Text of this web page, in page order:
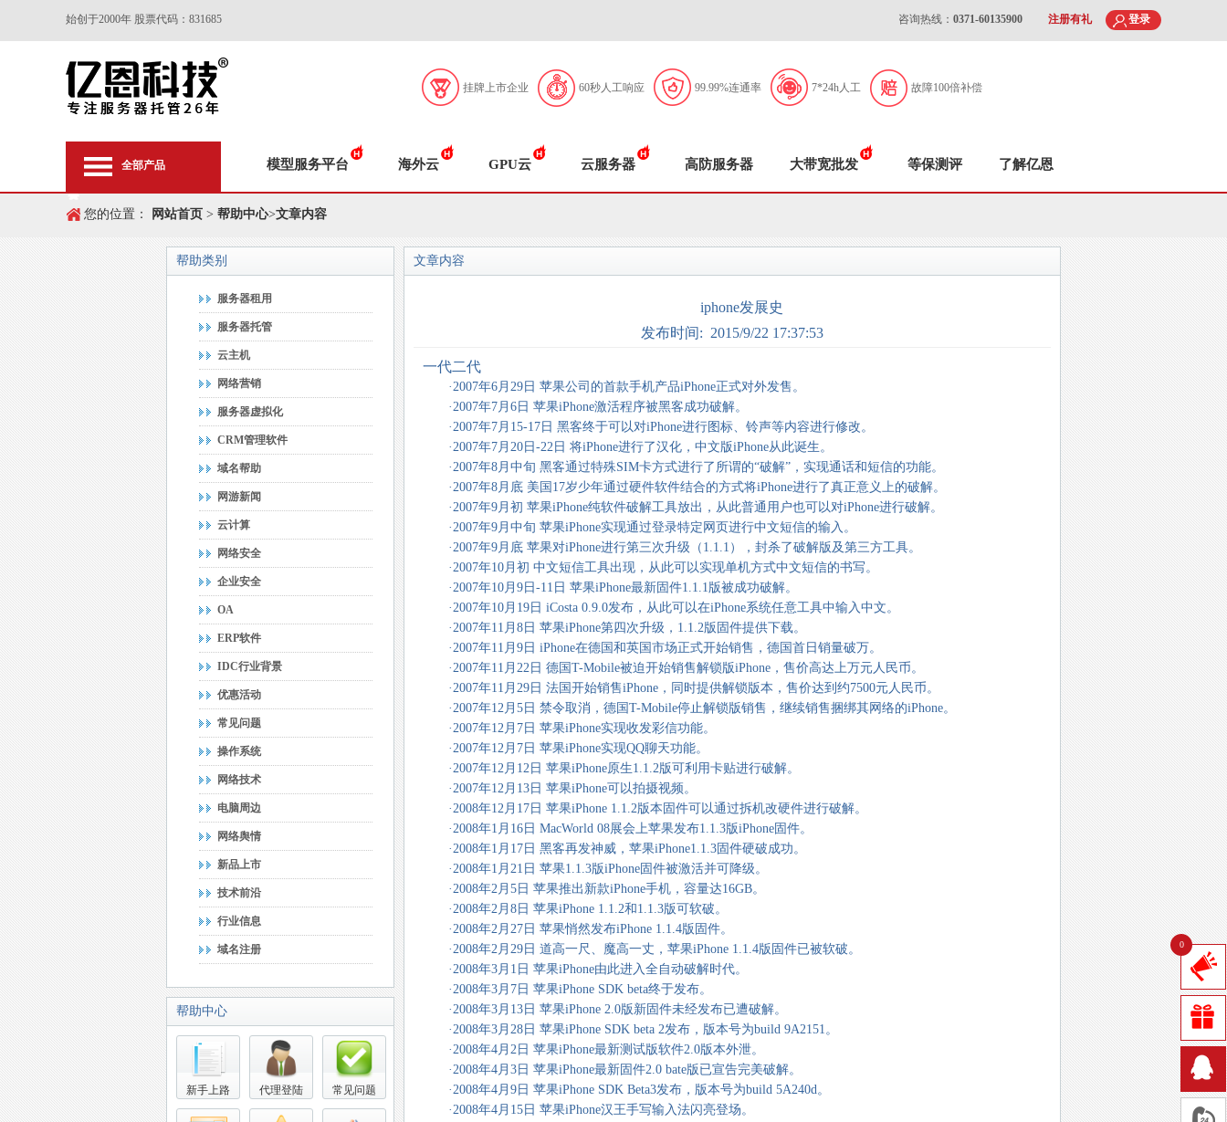
始创于2000年 股票代码：831685 咨询热线： 0371-60135900 注册有礼 登录
挂牌上市企业 60秒人工响应 99.99%连通率 7*24h人工 故障100倍补偿
全部产品 模型服务平台 海外云 GPU云 云服务器 高防服务器 大带宽批发 等保测评 了解亿恩
您的位置： 网站首页 > 帮助中心>文章内容
帮助类别
服务器租用
服务器托管
云主机
网络营销
服务器虚拟化
CRM管理软件
域名帮助
网游新闻
云计算
网络安全
企业安全
OA
ERP软件
IDC行业背景
优惠活动
常见问题
操作系统
网络技术
电脑周边
网络舆情
新品上市
技术前沿
行业信息
域名注册
帮助中心
新手上路 代理登陆 常见问题
文章内容
iphone发展史
发布时间: 2015/9/22 17:37:53
一代二代
·2007年6月29日 苹果公司的首款手机产品iPhone正式对外发售。
·2007年7月6日 苹果iPhone激活程序被黑客成功破解。
·2007年7月15-17日 黑客终于可以对iPhone进行图标、铃声等内容进行修改。
·2007年7月20日-22日 将iPhone进行了汉化，中文版iPhone从此诞生。
·2007年8月中旬 黑客通过特殊SIM卡方式进行了所谓的“破解”，实现通话和短信的功能。
·2007年8月底 美国17岁少年通过硬件软件结合的方式将iPhone进行了真正意义上的破解。
·2007年9月初 苹果iPhone纯软件破解工具放出，从此普通用户也可以对iPhone进行破解。
·2007年9月中旬 苹果iPhone实现通过登录特定网页进行中文短信的输入。
·2007年9月底 苹果对iPhone进行第三次升级（1.1.1），封杀了破解版及第三方工具。
·2007年10月初 中文短信工具出现，从此可以实现单机方式中文短信的书写。
·2007年10月9日-11日 苹果iPhone最新固件1.1.1版被成功破解。
·2007年10月19日 iCosta 0.9.0发布，从此可以在iPhone系统任意工具中输入中文。
·2007年11月8日 苹果iPhone第四次升级，1.1.2版固件提供下载。
·2007年11月9日 iPhone在德国和英国市场正式开始销售，德国首日销量破万。
·2007年11月22日 德国T-Mobile被迫开始销售解锁版iPhone，售价高达上万元人民币。
·2007年11月29日 法国开始销售iPhone，同时提供解锁版本，售价达到约7500元人民币。
·2007年12月5日 禁令取消，德国T-Mobile停止解锁版销售，继续销售捆绑其网络的iPhone。
·2007年12月7日 苹果iPhone实现收发彩信功能。
·2007年12月7日 苹果iPhone实现QQ聊天功能。
·2007年12月12日 苹果iPhone原生1.1.2版可利用卡贴进行破解。
·2007年12月13日 苹果iPhone可以拍摄视频。
·2008年12月17日 苹果iPhone 1.1.2版本固件可以通过拆机改硬件进行破解。
·2008年1月16日 MacWorld 08展会上苹果发布1.1.3版iPhone固件。
·2008年1月17日 黑客再发神威，苹果iPhone1.1.3固件硬破成功。
·2008年1月21日 苹果1.1.3版iPhone固件被激活并可降级。
·2008年2月5日 苹果推出新款iPhone手机，容量达16GB。
·2008年2月8日 苹果iPhone 1.1.2和1.1.3版可软破。
·2008年2月27日 苹果悄然发布iPhone 1.1.4版固件。
·2008年2月29日 道高一尺、魔高一丈，苹果iPhone 1.1.4版固件已被软破。
·2008年3月1日 苹果iPhone由此进入全自动破解时代。
·2008年3月7日 苹果iPhone SDK beta终于发布。
·2008年3月13日 苹果iPhone 2.0版新固件未经发布已遭破解。
·2008年3月28日 苹果iPhone SDK beta 2发布，版本号为build 9A2151。
·2008年4月2日 苹果iPhone最新测试版软件2.0版本外泄。
·2008年4月3日 苹果iPhone最新固件2.0 bate版已宣告完美破解。
·2008年4月9日 苹果iPhone SDK Beta3发布，版本号为build 5A240d。
·2008年4月15日 苹果iPhone汉王手写输入法闪亮登场。
0